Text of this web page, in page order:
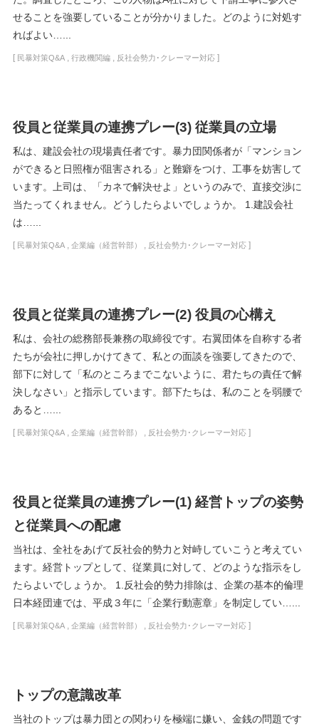
せることを強要していることが分かりました。どのように対処す
ればよい…...
[ 民暴対策Q&A, 行政機関編, 反社会勢力･クレーマー対応]
役員と従業員の連携プレー(3) 従業員の立場
私は、建設会社の現場責任者です。暴力団関係者が「マンション
ができると日照権が阻害される」と難癖をつけ、工事を妨害して
います。上司は、「カネで解決せよ」というのみで、直接交渉に
当たってくれません。どうしたらよいでしょうか。 1.建設会社
は…...
[ 民暴対策Q&A, 企業編（経営幹部） , 反社会勢力･クレーマー対応]
役員と従業員の連携プレー(2) 役員の心構え
私は、会社の総務部長兼務の取締役です。右翼団体を自称する者
たちが会社に押しかけてきて、私との面談を強要してきたので、
部下に対して「私のところまでこないように、君たちの責任で解
決しなさい」と指示しています。部下たちは、私のことを弱腰で
あると…...
[ 民暴対策Q&A, 企業編（経営幹部） , 反社会勢力･クレーマー対応]
役員と従業員の連携プレー(1) 経営トップの姿勢
と従業員への配慮
当社は、全社をあげて反社会的勢力と対峙していこうと考えてい
ます。経営トップとして、従業員に対して、どのような指示をし
たらよいでしょうか。 1.反社会的勢力排除は、企業の基本的倫理
日本経団連では、平成３年に「企業行動憲章」を制定してい…...
[ 民暴対策Q&A, 企業編（経営幹部） , 反社会勢力･クレーマー対応]
トップの意識改革
当社のトップは暴力団との関わりを極端に嫌い、金銭の問題です